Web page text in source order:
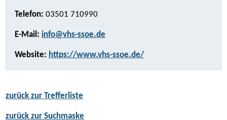
Telefon: 03501 710990
E-Mail: info@vhs-ssoe.de
Website: https://www.vhs-ssoe.de/
zurück zur Trefferliste
zurück zur Suchmaske